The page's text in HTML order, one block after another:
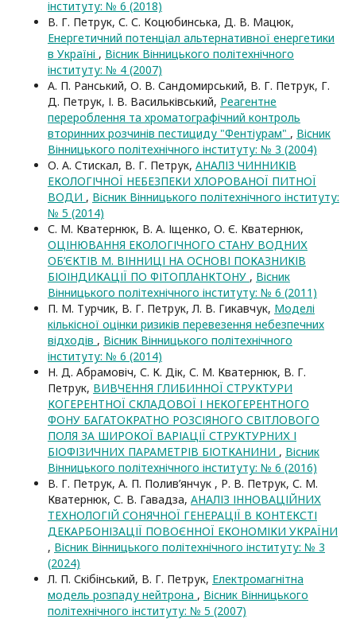
інституту: № 6 (2018)
В. Г. Петрук, С. С. Коцюбинська, Д. В. Мацюк,
Енергетичний потенціал альтернативної енергетики
в Україні , Вісник Вінницького політехнічного
інституту: № 4 (2007)
А. П. Ранський, О. В. Сандомирський, В. Г. Петрук, Г.
Д. Петрук, І. В. Васильківський, Реагентне
перероблення та хроматографічний контроль
вторинних розчинів пестициду "Фентіурам" , Вісник
Вінницького політехнічного інституту: № 3 (2004)
О. А. Стискал, В. Г. Петрук, АНАЛІЗ ЧИННИКІВ
ЕКОЛОГІЧНОЇ НЕБЕЗПЕКИ ХЛОРОВАНОЇ ПИТНОЇ
ВОДИ , Вісник Вінницького політехнічного інституту:
№ 5 (2014)
С. М. Кватернюк, В. А. Іщенко, О. Є. Кватернюк,
ОЦІНЮВАННЯ ЕКОЛОГІЧНОГО СТАНУ ВОДНИХ
ОБ’ЄКТІВ М. ВІННИЦІ НА ОСНОВІ ПОКАЗНИКІВ
БІОІНДИКАЦІЇ ПО ФІТОПЛАНКТОНУ , Вісник
Вінницького політехнічного інституту: № 6 (2011)
П. М. Турчик, В. Г. Петрук, Л. В. Гикавчук, Моделі
кількісної оцінки ризиків перевезення небезпечних
відходів , Вісник Вінницького політехнічного
інституту: № 6 (2014)
Н. Д. Абрамовіч, С. К. Дік, С. М. Кватернюк, В. Г.
Петрук, ВИВЧЕННЯ ГЛИБИННОЇ СТРУКТУРИ
КОГЕРЕНТНОЇ СКЛАДОВОЇ І НЕКОГЕРЕНТНОГО
ФОНУ БАГАТОКРАТНО РОЗСІЯНОГО СВІТЛОВОГО
ПОЛЯ ЗА ШИРОКОЇ ВАРІАЦІЇ СТРУКТУРНИХ І
БІОФІЗИЧНИХ ПАРАМЕТРІВ БІОТКАНИНИ , Вісник
Вінницького політехнічного інституту: № 6 (2016)
В. Г. Петрук, А. П. Полив’янчук , Р. В. Петрук, С. М.
Кватернюк, С. В. Гавадза, АНАЛІЗ ІННОВАЦІЙНИХ
ТЕХНОЛОГІЙ СОНЯЧНОЇ ГЕНЕРАЦІЇ В КОНТЕКСТІ
ДЕКАРБОНІЗАЦІЇ ПОВОЄННОЇ ЕКОНОМІКИ УКРАЇНИ
, Вісник Вінницького політехнічного інституту: № 3
(2024)
Л. П. Скібінський, В. Г. Петрук, Електромагнітна
модель розпаду нейтрона , Вісник Вінницького
політехнічного інституту: № 5 (2007)